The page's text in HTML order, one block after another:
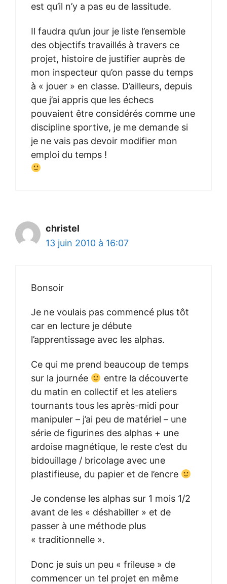
est qu’il n’y a pas eu de lassitude.
Il faudra qu’un jour je liste l’ensemble
des objectifs travaillés à travers ce
projet, histoire de justifier auprès de
mon inspecteur qu’on passe du temps
à « jouer » en classe. D’ailleurs, depuis
que j’ai appris que les échecs
pouvaient être considérés comme une
discipline sportive, je me demande si
je ne vais pas devoir modifier mon
emploi du temps !
christel
13 juin 2010 à 16:07
Bonsoir
Je ne voulais pas commencé plus tôt
car en lecture je débute
l’apprentissage avec les alphas.
Ce qui me prend beaucoup de temps
sur la journée
entre la découverte
du matin en collectif et les ateliers
tournants tous les après-midi pour
manipuler – j’ai peu de matériel – une
série de figurines des alphas + une
ardoise magnétique, le reste c’est du
bidouillage / bricolage avec une
plastifieuse, du papier et de l’encre
Je condense les alphas sur 1 mois 1/2
avant de les « déshabiller » et de
passer à une méthode plus
« traditionnelle ».
Donc je suis un peu « frileuse » de
commencer un tel projet en même